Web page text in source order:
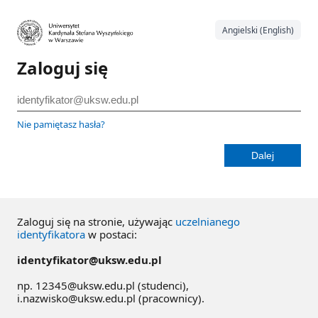
Angielski (English)
Zaloguj się
Nie pamiętasz hasła?
Zaloguj się na stronie, używając uczelnianego
identyfikatora w postaci:
identyfikator@uksw.edu.pl
np. 12345@uksw.edu.pl (studenci),
i.nazwisko@uksw.edu.pl (pracownicy).